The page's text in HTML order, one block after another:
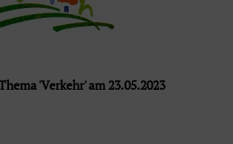
'Verkehr' am 23.05.2023